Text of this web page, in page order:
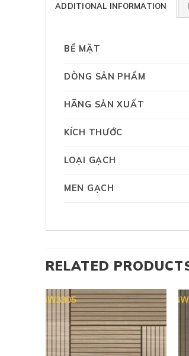
ADDITIONAL INFORMATION
BỀ MẶT
DÒNG SẢN PHẨM
HÃNG SẢN XUẤT
KÍCH THƯỚC
LOẠI GẠCH
MEN GẠCH
RELATED